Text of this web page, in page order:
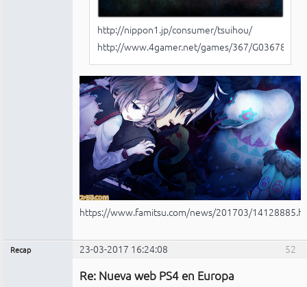
http://nippon1.jp/consumer/tsuihou/
http://www.4gamer.net/games/367/G036785/
https://www.famitsu.com/news/201703/
52
Recap 23-03-2017 16:24:08
Re: Nueva web PS4 en Europa